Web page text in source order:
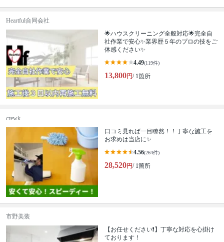
Heartful合同会社
🌟ハウスクリーニング全般対応🌟完全自
社作業で安心✨業界歴５年のプロの技をご
体感ください✨
4.49(119件)
13,800円/ 1箇所
crewk
口コミ見れば一目瞭然！！丁寧な施工を
お求めは当店に✨
4.56(264件)
28,520円/ 1箇所
市野美装
【お任せください❗️】丁寧な対応を心掛け
ております！